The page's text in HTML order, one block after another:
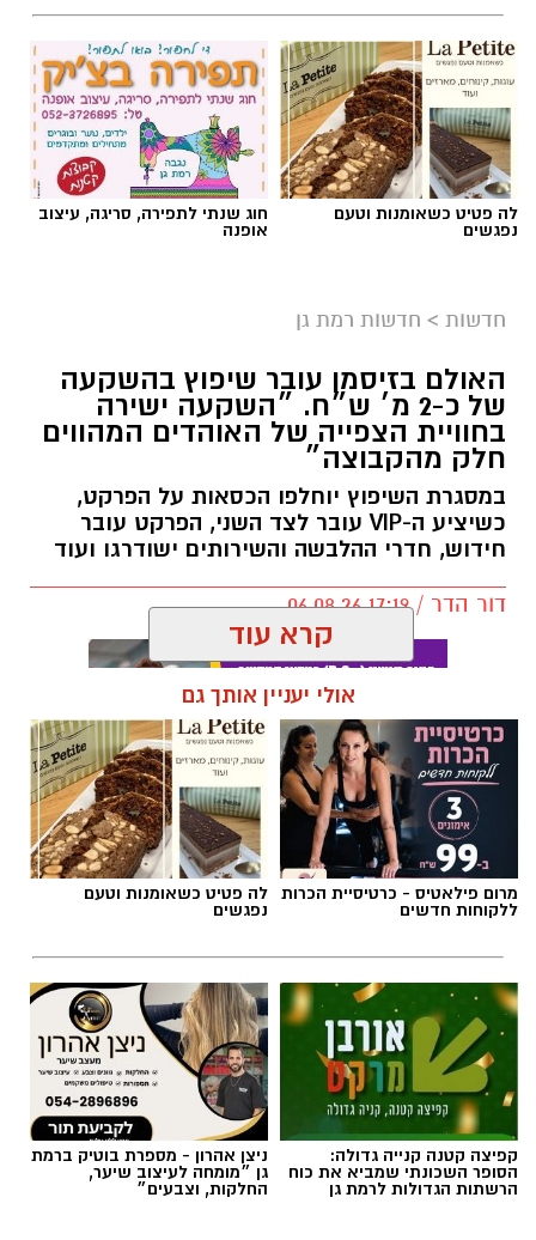
לה פטיט כשאומנות וטעם
נפגשים
חוג שנתי לתפירה, סריגה, עיצוב
אופנה
חדשות > חדשות רמת גן
האולם בזיסמן עובר שיפוץ בהשקעה
של כ-2 מ׳ ש״ח. ״השקעה ישירה
בחוויית הצפייה של האוהדים המהווים
חלק מהקבוצה״
במסגרת השיפוץ יוחלפו הכסאות על הפרקט,
כשיציע ה-VIP עובר לצד השני, הפרקט עובר
חידוש, חדרי ההלבשה והשירותים ישודרגו ועוד
דור הדר / 17:19 06.08.26
תגים:כרמל שאמה הכהן, מכבי עירוני רמת גן, זיסמן
אולם זיסמן ברמת גן, אולמה הביתי של מכבי
קבוצת כנען רמת-גן, שנחנך ב-1993, עובר בימים
אלו שיפוץ משמעותי לקראת עונת המשחקים
והבעלים של המועדון אבי גבאי הנאמדת בכשני
מיליון ש״ח.
במסגרת השיפוץ, יוחלפו כל המושבים על הפרקט
ובמקומם יותקנו יציעים חדשים. יציע ה-VIP עובר
צד וימוקם בצד בו היו ממוקמים שולחן המזכירות
וספסלי הקבוצות. אלה עוברים לצד השני מתחת
קרא עוד
אולי יעניין אותך גם
מרום פילאטיס - כרטיסיית הכרות
ללקוחות חדשים
לה פטיט כשאומנות וטעם
נפגשים
קפיצה קטנה קנייה גדולה:
הסופר השכונתי שמביא את כוח
הרשתות הגדולות לרמת גן
ניצן אהרון - מספרת בוטיק ברמת
גן ״מומחה לעיצוב שיער,
החלקות, וצבעים״